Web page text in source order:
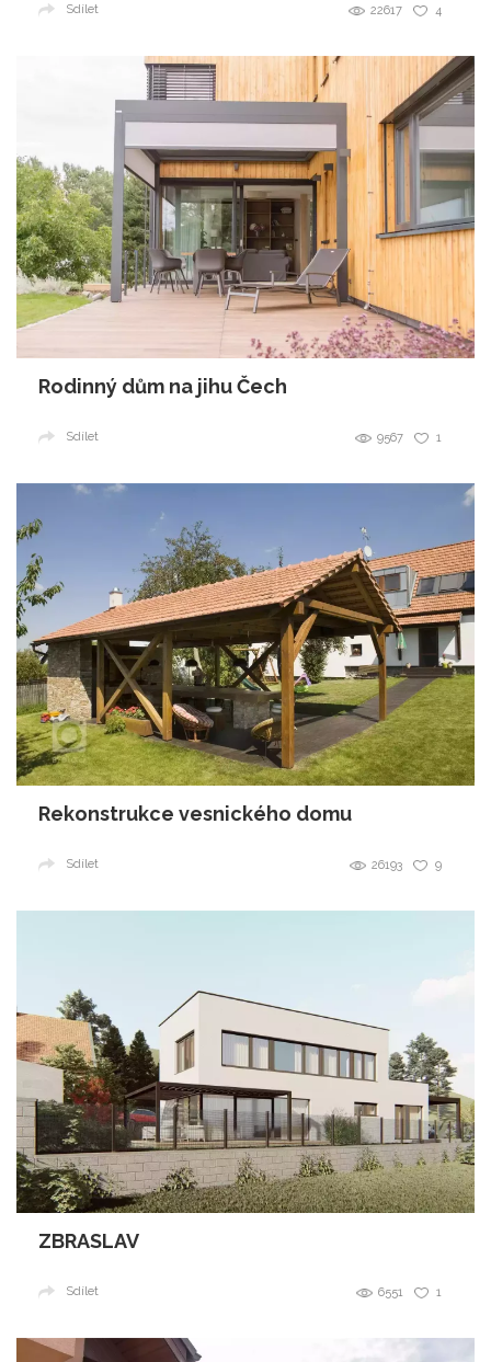
4
22617
Sdílet
Rodinný dům na jihu Čech
1
9567
Sdílet
Rekonstrukce vesnického domu
9
26193
Sdílet
ZBRASLAV
1
6551
Sdílet